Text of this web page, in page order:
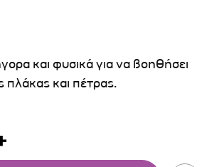
και φυσικά για να βοηθήσει
πλάκας και πέτρας.